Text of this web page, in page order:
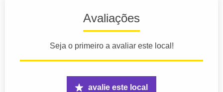
Avaliações
Seja o primeiro a avaliar este local!
avalie este local